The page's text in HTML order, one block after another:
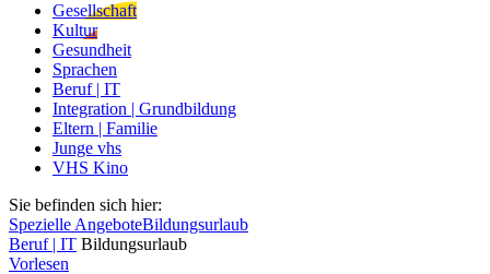
Gesellschaft
Kultur
Gesundheit
Sprachen
Beruf | IT
Integration | Grundbildung
Eltern | Familie
Junge vhs
VHS Kino
Sie befinden sich hier:
Spezielle AngeboteBildungsurlaub
Beruf | IT Bildungsurlaub
Vorlesen